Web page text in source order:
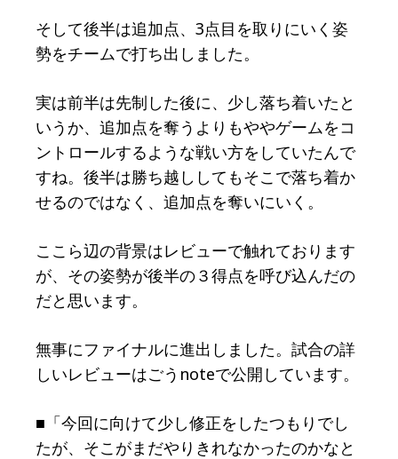
そして後半は追加点、3点目を取りにいく姿
勢をチームで打ち出しました。
実は前半は先制した後に、少し落ち着いたと
いうか、追加点を奪うよりもややゲームをコ
ントロールするような戦い方をしていたんで
すね。後半は勝ち越ししてもそこで落ち着か
せるのではなく、追加点を奪いにいく。
ここら辺の背景はレビューで触れております
が、その姿勢が後半の３得点を呼び込んだの
だと思います。
無事にファイナルに進出しました。試合の詳
しいレビューはごうnoteで公開しています。
■「今回に向けて少し修正をしたつもりでし
たが、そこがまだやりきれなかったのかなと